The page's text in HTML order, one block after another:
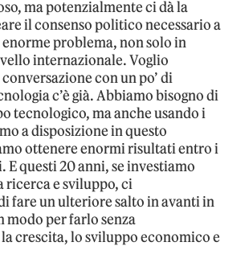
ma potenzialmente ci dà la
il consenso politico necessario a
problema, non solo in
internazionale. Voglio
con un po’ di
c’è già. Abbiamo bisogno di
tecnologico, ma anche usando i
a disposizione in questo
ottenere enormi risultati entro i
E questi 20 anni, se investiamo
ricerca e sviluppo, ci
fare un ulteriore salto in avanti in
modo per farlo senza
crescita, lo sviluppo economico e